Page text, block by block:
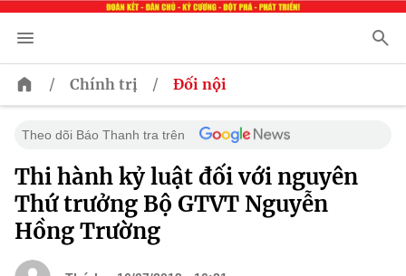
/ Chính trị / Đối nội
Theo dõi Báo Thanh tra trên
Thi hành kỷ luật đối với nguyên
Thứ trưởng Bộ GTVT Nguyễn
Hồng Trường